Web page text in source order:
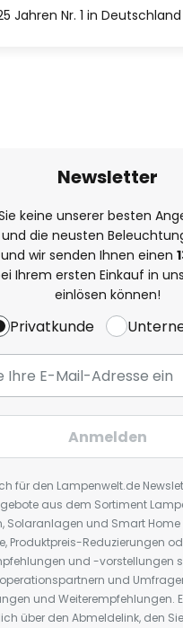
Jahren Nr. 1 in Deutschland
Newsletter
keine unserer besten
die neusten
wir senden Ihnen einen
Ihrem ersten Einkauf in
einlösen können!
Privatkunde
Anmelden
für den Lampenwelt.de
aus dem Sortiment
Solaranlagen und Smart Home
Produktpreis-Reduzierungen
und -vorstellungen
und
und Weiterempfehlungen.
über den Abmeldelink, den